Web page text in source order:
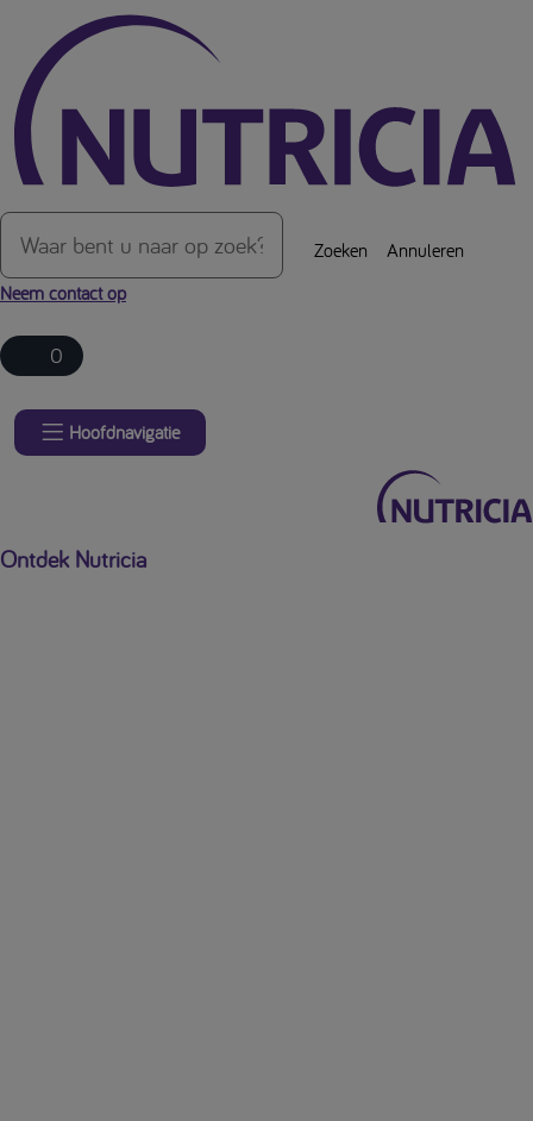
Over de inhoud van de pagina
Zoeken
Annuleren
Neem contact op
0
Hoofdnavigatie
Ontdek Nutricia